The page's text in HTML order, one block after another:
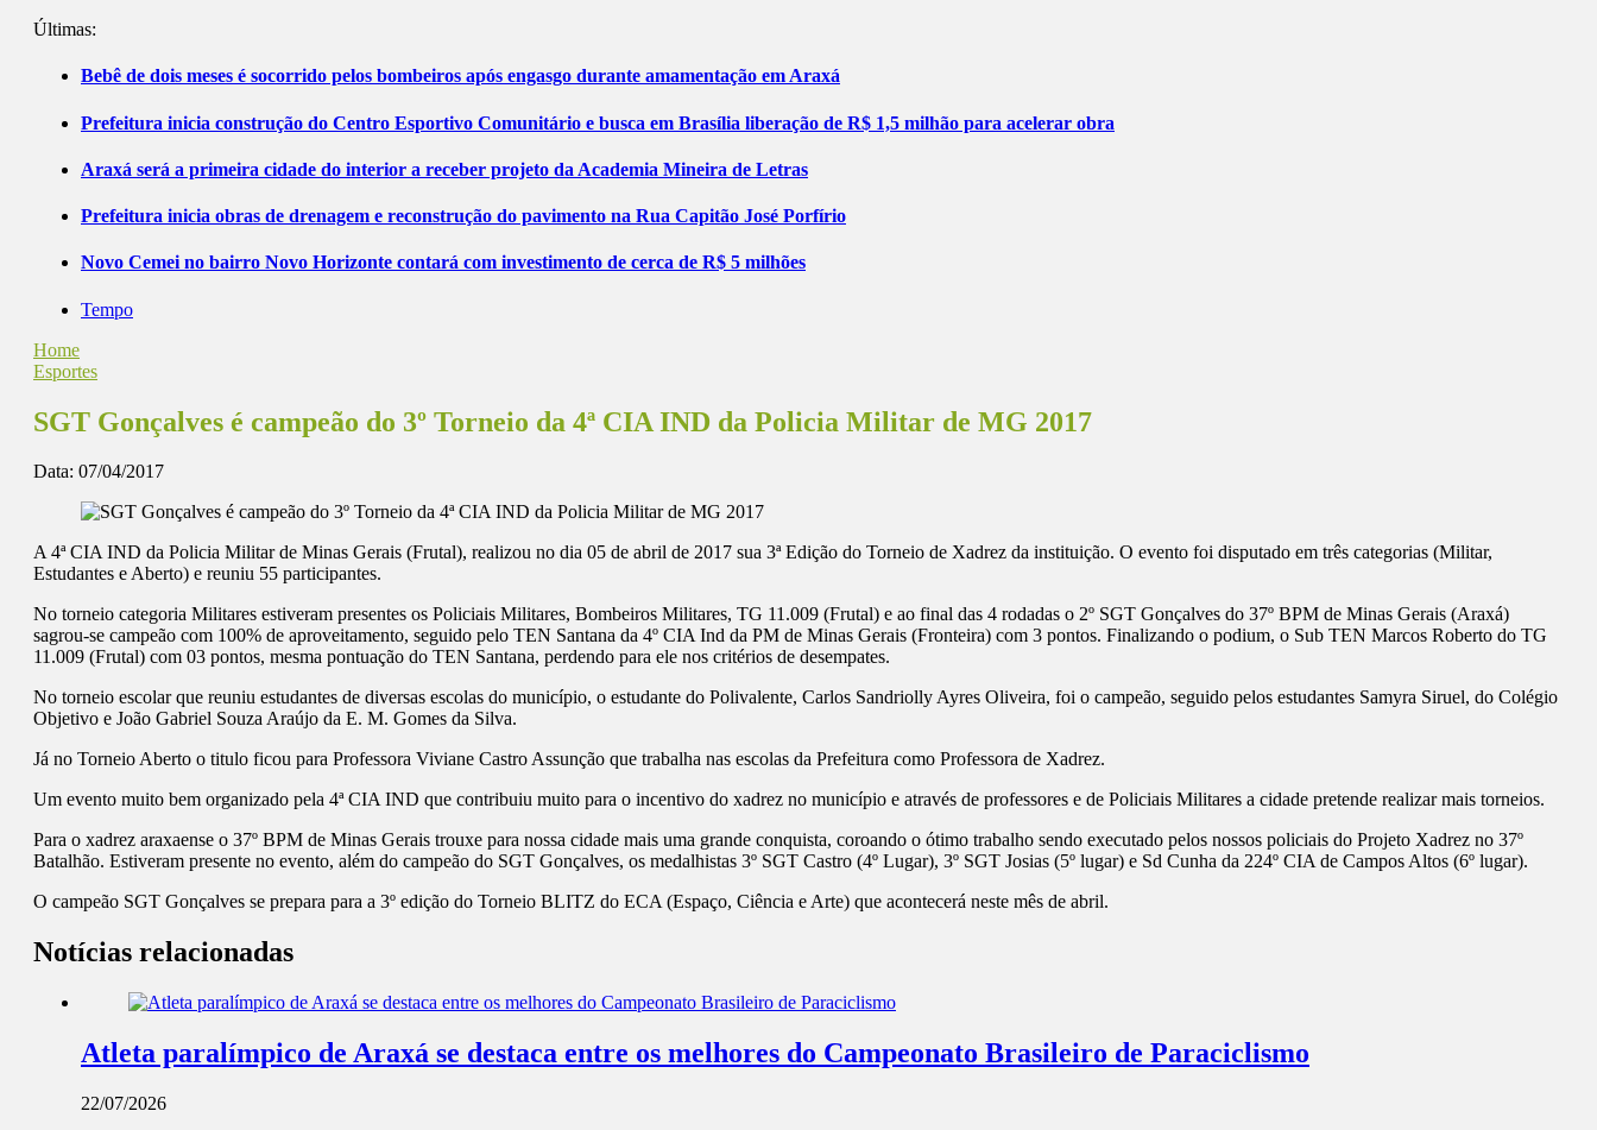
Últimas:
Bebê de dois meses é socorrido pelos bombeiros após engasgo durante amamentação em Araxá
Prefeitura inicia construção do Centro Esportivo Comunitário e busca em Brasília liberação de R$ 1,5 milhão para acelerar obra
Araxá será a primeira cidade do interior a receber projeto da Academia Mineira de Letras
Prefeitura inicia obras de drenagem e reconstrução do pavimento na Rua Capitão José Porfírio
Novo Cemei no bairro Novo Horizonte contará com investimento de cerca de R$ 5 milhões
Tempo
Home
Esportes
SGT Gonçalves é campeão do 3º Torneio da 4ª CIA IND da Policia Militar de MG 2017
Data: 07/04/2017
A 4ª CIA IND da Policia Militar de Minas Gerais (Frutal), realizou no dia 05 de abril de 2017 sua 3ª Edição do Torneio de Xadrez da instituição. O evento foi disputado em três categorias (Militar,
Estudantes e Aberto) e reuniu 55 participantes.
No torneio categoria Militares estiveram presentes os Policiais Militares, Bombeiros Militares, TG 11.009 (Frutal) e ao final das 4 rodadas o 2º SGT Gonçalves do 37º BPM de Minas Gerais (Araxá)
sagrou-se campeão com 100% de aproveitamento, seguido pelo TEN Santana da 4º CIA Ind da PM de Minas Gerais (Fronteira) com 3 pontos. Finalizando o podium, o Sub TEN Marcos Roberto do TG
11.009 (Frutal) com 03 pontos, mesma pontuação do TEN Santana, perdendo para ele nos critérios de desempates.
No torneio escolar que reuniu estudantes de diversas escolas do município, o estudante do Polivalente, Carlos Sandriolly Ayres Oliveira, foi o campeão, seguido pelos estudantes Samyra Siruel, do Colégio
Objetivo e João Gabriel Souza Araújo da E. M. Gomes da Silva.
Já no Torneio Aberto o titulo ficou para Professora Viviane Castro Assunção que trabalha nas escolas da Prefeitura como Professora de Xadrez.
Um evento muito bem organizado pela 4ª CIA IND que contribuiu muito para o incentivo do xadrez no município e através de professores e de Policiais Militares a cidade pretende realizar mais torneios.
Para o xadrez araxaense o 37º BPM de Minas Gerais trouxe para nossa cidade mais uma grande conquista, coroando o ótimo trabalho sendo executado pelos nossos policiais do Projeto Xadrez no 37º
Batalhão. Estiveram presente no evento, além do campeão do SGT Gonçalves, os medalhistas 3º SGT Castro (4º Lugar), 3º SGT Josias (5º lugar) e Sd Cunha da 224º CIA de Campos Altos (6º lugar).
O campeão SGT Gonçalves se prepara para a 3º edição do Torneio BLITZ do ECA (Espaço, Ciência e Arte) que acontecerá neste mês de abril.
Notícias relacionadas
Atleta paralímpico de Araxá se destaca entre os melhores do Campeonato Brasileiro de Paraciclismo
22/07/2026